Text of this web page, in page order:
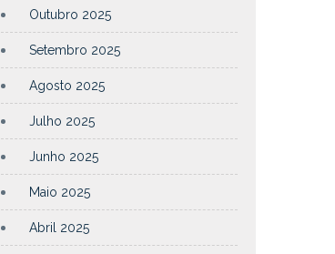
Outubro 2025
Setembro 2025
Agosto 2025
Julho 2025
Junho 2025
Maio 2025
Abril 2025